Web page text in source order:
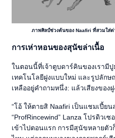
ภาพศิลป์ช่วงต้นของ Naafiri ที่สวมใส่ต่
การเห่าหอนของสุนัขล่าเนื้อ
ในตอนนี้ที่เจ้าตูบดาร์คินของเรามีปู
เทคโนโลยีฝูงแบบใหม่ และรูปลัก
เหลืออยู่คำถามหนึ่ง: แล้วเสียงของ
“โอ้ ให้ตายสิ Naafiri เป็นแชมเปี้ย
“ProfRincewind” Lanza โปรดิวเซ
เข้าไปตอนแรก การมีสุนัขหลายตัว